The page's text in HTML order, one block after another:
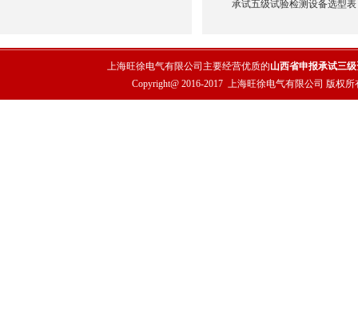
承试五级试验检测设备选型表
上海旺徐电气有限公司主要经营优质的山西省申报承试三
Copyright@ 2016-2017 上海旺徐电气有限公司 版权